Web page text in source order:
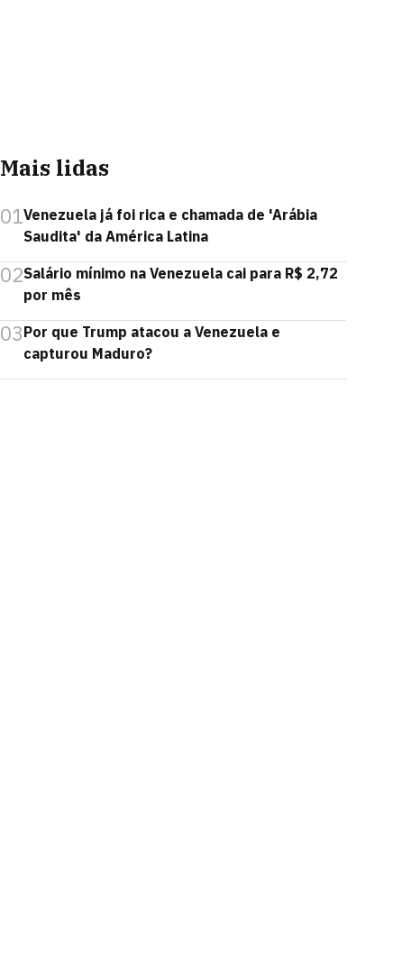
Mais lidas
01Venezuela já foi rica e chamada de 'Arábia
Saudita' da América Latina
02Salário mínimo na Venezuela cai para R$ 2,72
por mês
03Por que Trump atacou a Venezuela e
capturou Maduro?